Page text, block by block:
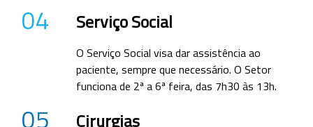
04 Serviço Social
O Serviço Social visa dar assistência ao
paciente, sempre que necessário. O Setor
funciona de 2ª a 6ª feira, das 7h30 às 13h.
05 Cirurgias